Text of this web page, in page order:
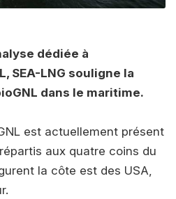
dédiée à
SEA-LNG souligne la
dans le maritime.
est actuellement présent
aux quatre coins du
la côte est des USA,